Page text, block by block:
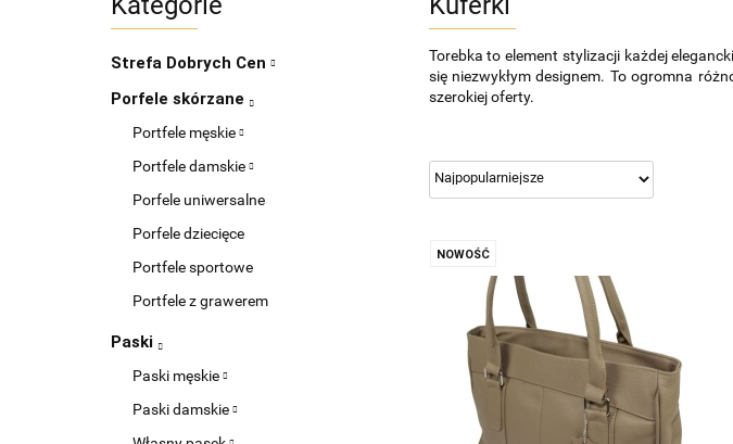
Strefa Dobrych Cen
Porfele skórzane
Portfele męskie
Portfele damskie
Porfele uniwersalne
Porfele dziecięce
Portfele sportowe
Portfele z grawerem
Paski
Paski męskie
Paski damskie
Torebka to element stylizacji każdej
się niezwykłym designem. To ogromna
szerokiej oferty.
NOWOŚĆ